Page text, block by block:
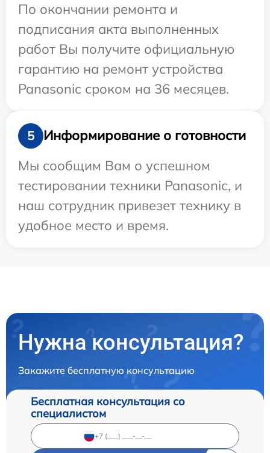
По окончании ремонта и
подписания акта выполненных
работ Вы получите официальную
гарантию на ремонт устройства
Panasonic сроком на 36 месяцев.
5
Информирование о готовности
Мы сообщим Вам о успешном
тестировании техники Panasonic, и
наш сотрудник привезет технику в
удобное место и время.
Нужна консультация?
Закажите бесплатную консультацию
Бесплатная консультация со
специалистом